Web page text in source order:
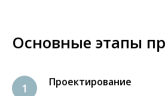
Основные этапы
Проектирование